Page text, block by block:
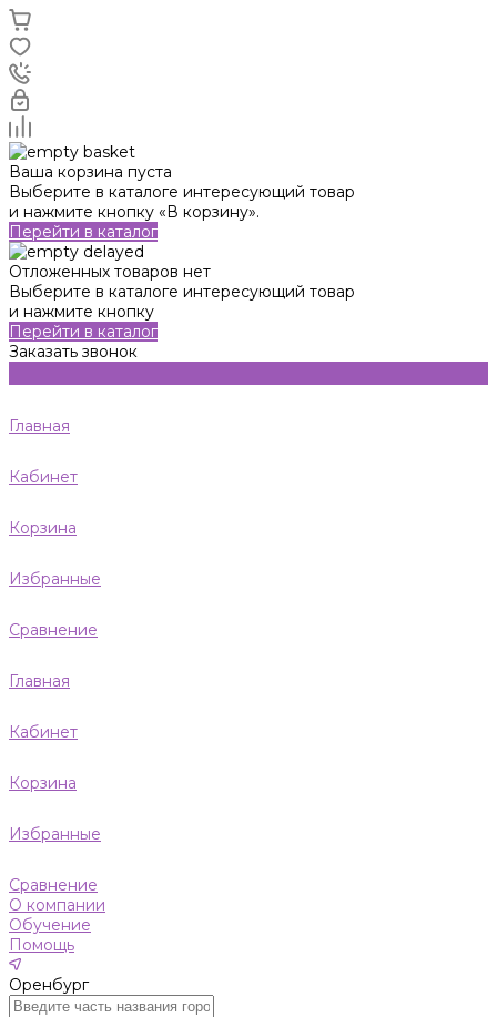
Ваша корзина пуста
Выберите в каталоге интересующий товар
и нажмите кнопку «В корзину».
Перейти в каталог
Отложенных товаров нет
Выберите в каталоге интересующий товар
и нажмите кнопку
Перейти в каталог
Заказать звонок
Главная
Кабинет
Корзина
Избранные
Сравнение
Главная
Кабинет
Корзина
Избранные
Сравнение
О компании
Обучение
Помощь
Оренбург